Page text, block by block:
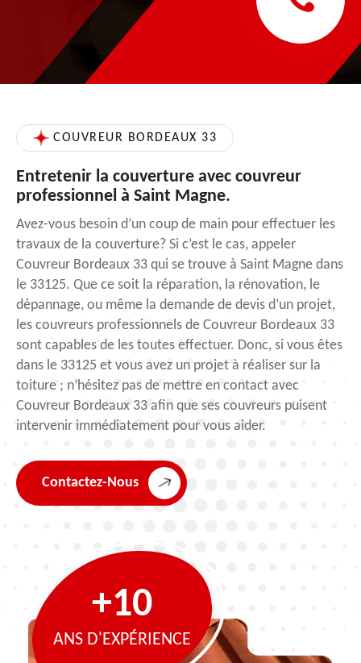
COUVREUR BORDEAUX 33
Entretenir la couverture avec couvreur
professionnel à Saint Magne.
Avez-vous besoin d’un coup de main pour effectuer les
travaux de la couverture? Si c’est le cas, appeler
Couvreur Bordeaux 33 qui se trouve à Saint Magne dans
le 33125. Que ce soit la réparation, la rénovation, le
dépannage, ou même la demande de devis d’un projet,
les couvreurs professionnels de Couvreur Bordeaux 33
sont capables de les toutes effectuer. Donc, si vous êtes
dans le 33125 et vous avez un projet à réaliser sur la
toiture ; n’hésitez pas de mettre en contact avec
Couvreur Bordeaux 33 afin que ses couvreurs puisent
intervenir immédiatement pour vous aider.
Contactez-Nous
+10
ANS D'EXPÉRIENCE